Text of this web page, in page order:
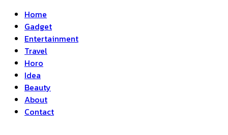
Home
Gadget
Entertainment
Travel
Horo
Idea
Beauty
About
Contact